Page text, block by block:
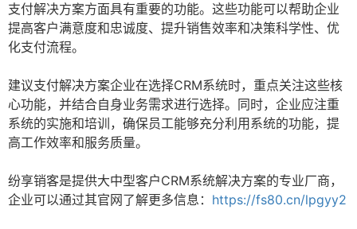
支付解决方案方面具有重要的功能。这些功能可以帮助企业
提高客户满意度和忠诚度、提升销售效率和决策科学性、优
化支付流程。
建议支付解决方案企业在选择CRM系统时，重点关注这些核
心功能，并结合自身业务需求进行选择。同时，企业应注重
系统的实施和培训，确保员工能够充分利用系统的功能，提
高工作效率和服务质量。
纷享销客是提供大中型客户CRM系统解决方案的专业厂商，
企业可以通过其官网了解更多信息： https://fs80.cn/lpgyy2